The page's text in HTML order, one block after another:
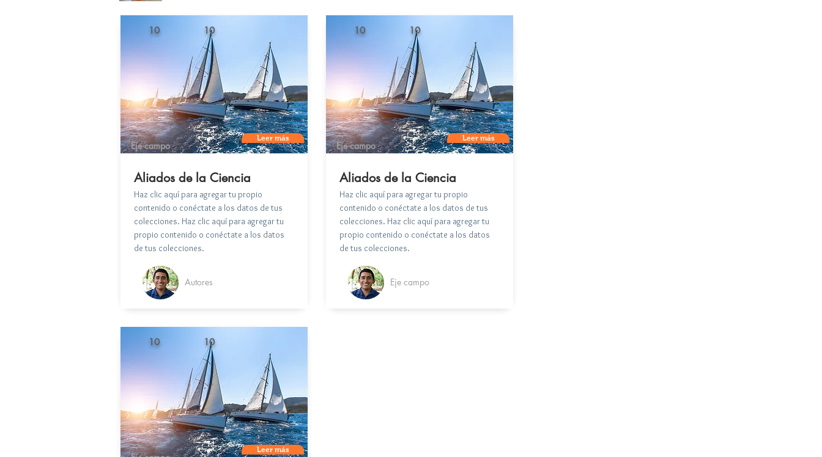
Eje campo
Leer más
10
10
Aliados de la Ciencia
Haz clic aquí para agregar tu propio
contenido o conéctate a los datos de tus
colecciones. Haz clic aquí para agregar tu
propio contenido o conéctate a los datos
de tus colecciones.
Autores
Eje campo
Leer más
10
10
Aliados de la Ciencia
Haz clic aquí para agregar tu propio
contenido o conéctate a los datos de tus
colecciones. Haz clic aquí para agregar tu
propio contenido o conéctate a los datos
de tus colecciones.
Eje campo
Leer más
10
10